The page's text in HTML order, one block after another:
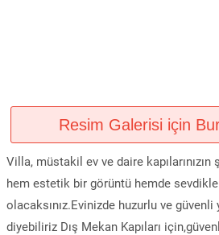
Resim Galerisi için
Villa, müstakil ev ve daire kapılarınızın
hem estetik bir görüntü hemde
olacaksınız.Evinizde huzurlu ve
diyebiliriz Dış Mekan Kapıları